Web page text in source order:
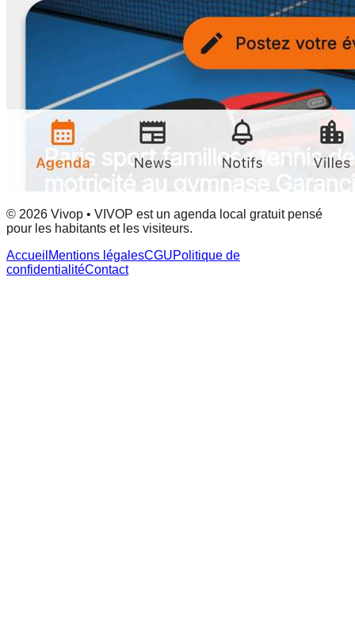
© 2026 Vivop • VIVOP est un agenda local gratuit pensé
pour les habitants et les visiteurs.
Accueil Mentions légalesCGUPolitique de
confidentialitéContact